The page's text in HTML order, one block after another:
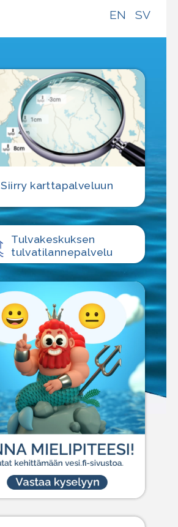
SV
EN
Siirry karttapalveluun
Tulvakeskuksen
tulvatilanne­palvelu